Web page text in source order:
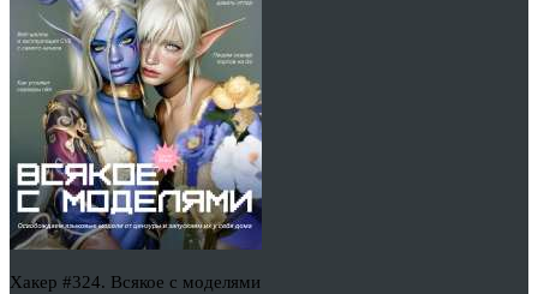
Хакер #324. Всякое с моделями